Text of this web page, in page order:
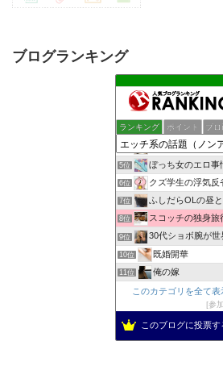
ブログランキング
ランキング ポイント ブ
1位 助平半生記
しっぽの練習帳
3位 女子スポーツジャーナ
4位 一夜妻への想い
5位 ぼっち女のエロ事情 一人エッチをとことん楽しむアダルト
6位 クズ学生の浮気反省日
7位 ふしだらOLの昼
8位 スコッチの独身旅
9位 30代ショボ腕が世界でナンパとフウゾクを楽しむ
10位 既婚開華
11位 俺の嫁
12位 男の性体験告白
出会い無料検索
14位 自慰依存症OLのオナニー体験告白ブ
15位 アウトロー式 超価値ある情報無
このカテゴリを全て表
参
このブログに投票す